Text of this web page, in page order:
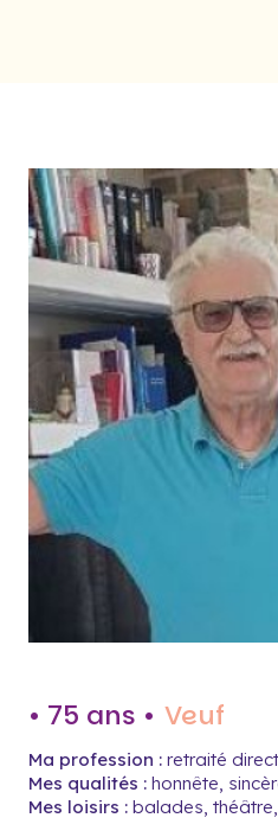
• 75 ans • Veuf
Ma profession : retraité
Mes qualités : honnête,
Mes loisirs : balades,